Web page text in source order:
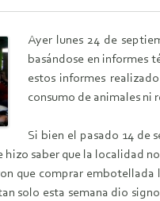
Ayer lunes 24 de
basándose en informes
estos informes
consumo de animales ni
Si bien el pasado 14 de
hizo saber que la localidad
que comprar
solo esta semana dio